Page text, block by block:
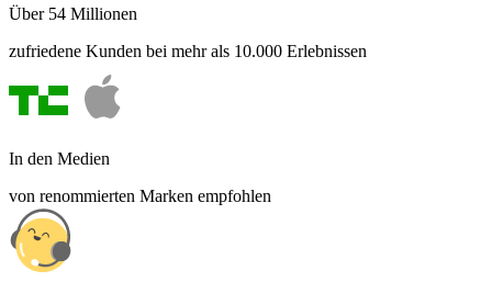
Über 54 Millionen
zufriedene Kunden bei mehr als 10.000 Erlebnissen
In den Medien
von renommierten Marken empfohlen